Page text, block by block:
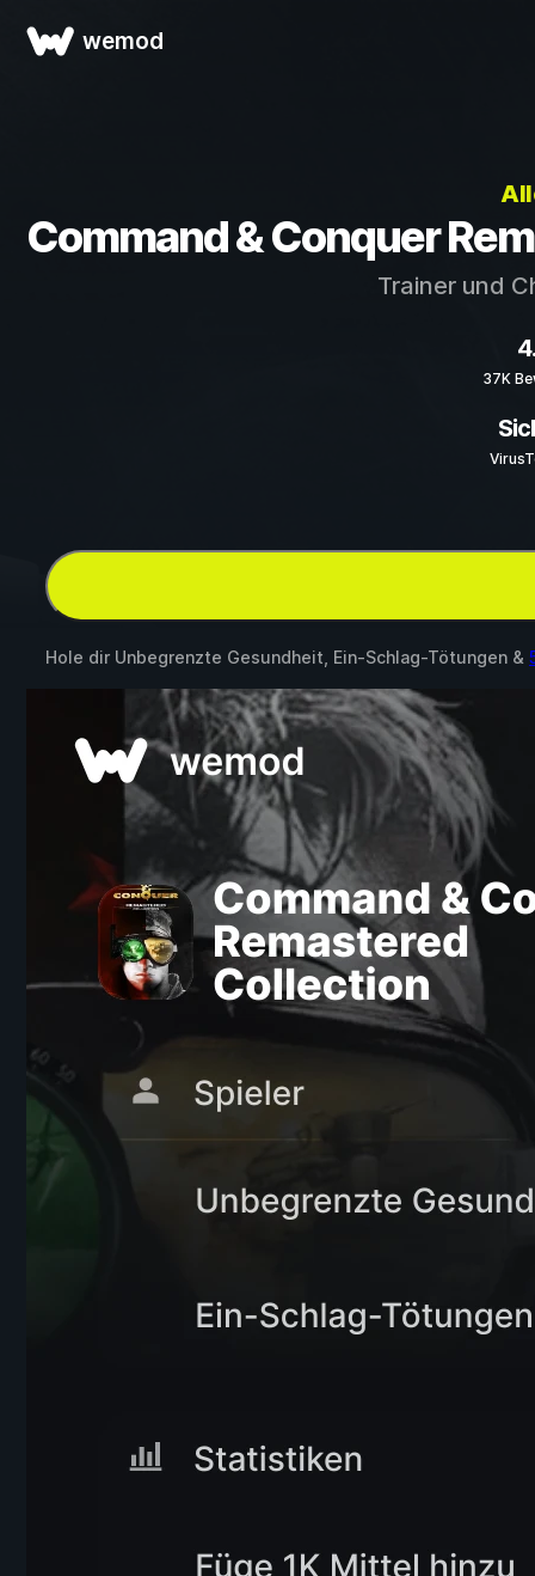
wemod
Command & Conquer
Trainer und
37K
Hole dir Unbegrenzte Gesundheit, Ein-Schlag-Tötungen &